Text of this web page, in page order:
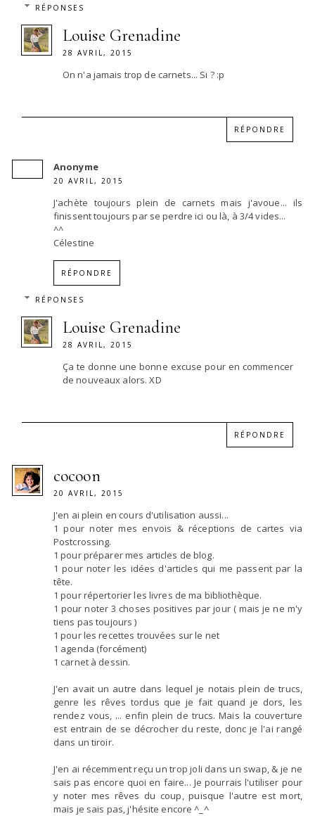
RÉPONSES
Louise Grenadine
28 AVRIL, 2015
On n'a jamais trop de carnets... Si ? :p
RÉPONDRE
Anonyme
20 AVRIL, 2015
J'achète toujours plein de carnets mais j'avoue... ils
finissent toujours par se perdre ici ou là, à 3/4 vides...
^^
Célestine
RÉPONDRE
RÉPONSES
Louise Grenadine
28 AVRIL, 2015
Ça te donne une bonne excuse pour en commencer
de nouveaux alors. XD
RÉPONDRE
cocoon
20 AVRIL, 2015
J'en ai plein en cours d'utilisation aussi...
1 pour noter mes envois & réceptions de cartes via
Postcrossing.
1 pour préparer mes articles de blog.
1 pour noter les idées d'articles qui me passent par la
tête.
1 pour répertorier les livres de ma bibliothèque.
1 pour noter 3 choses positives par jour ( mais je ne m'y
tiens pas toujours )
1 pour les recettes trouvées sur le net
1 agenda (forcément)
1 carnet à dessin.
J'en avait un autre dans lequel je notais plein de trucs,
genre les rêves tordus que je fait quand je dors, les
rendez vous, ... enfin plein de trucs. Mais la couverture
est entrain de se décrocher du reste, donc je l'ai rangé
dans un tiroir.
J'en ai récemment reçu un trop joli dans un swap, & je ne
sais pas encore quoi en faire... Je pourrais l'utiliser pour
y noter mes rêves du coup, puisque l'autre est mort,
mais je sais pas, j'hésite encore ^_^